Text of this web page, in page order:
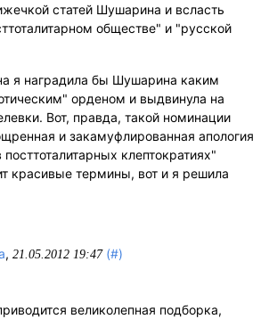
статей Шушарина и всласть
обществе" и "русской
я наградила бы Шушарина каким
орденом и выдвинула на
Вот, правда, такой номинации
и закамуфлированная апология
клептократиях"
красивые термины, вот и я решила
,21.05.2012 19:47 (#)
великолепная подборка,